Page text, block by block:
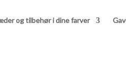
og tilbehør i dine farver